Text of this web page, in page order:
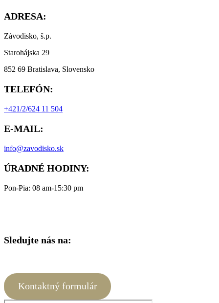
ADRESA:
Závodisko, š.p.
Starohájska 29
852 69 Bratislava, Slovensko
TELEFÓN:
+421/2/624 11 504
E-MAIL:
info@zavodisko.sk
ÚRADNÉ HODINY:
Pon-Pia: 08 am-15:30 pm
Sledujte nás na:
Kontaktný formulár